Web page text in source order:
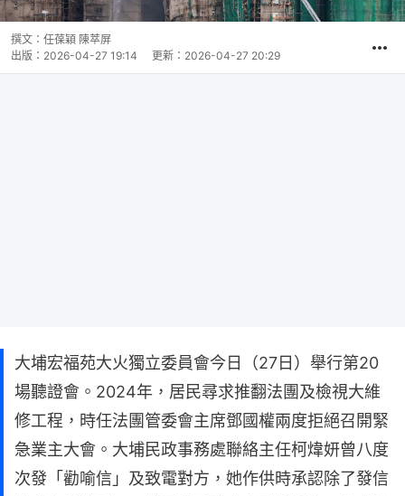
撰文： 任葆穎 陳萃屏
出版： 2026-04-27 19:14 更新： 2026-04-27 20:29
大埔宏福苑大火獨立委員會今日（27日）舉行第20
場聽證會。2024年，居民尋求推翻法團及檢視大維
修工程，時任法團管委會主席鄧國權兩度拒絕召開緊
急業主大會。大埔民政事務處聯絡主任柯煒妍曾八度
次發「勸喻信」及致電對方，她作供時承認除了發信